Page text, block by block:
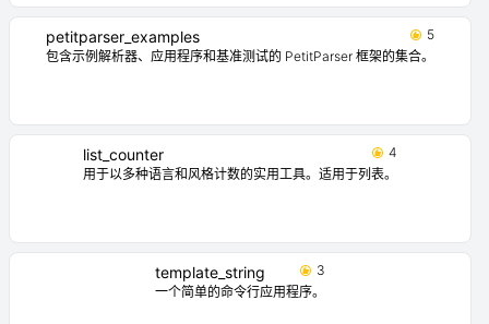
petitparser_examples
5
包含示例解析器、应用程序和基准测试的 PetitParser 框架的集合。
list_counter
4
用于以多种语言和风格计数的实用工具。适用于列表。
template_string
3
一个简单的命令行应用程序。